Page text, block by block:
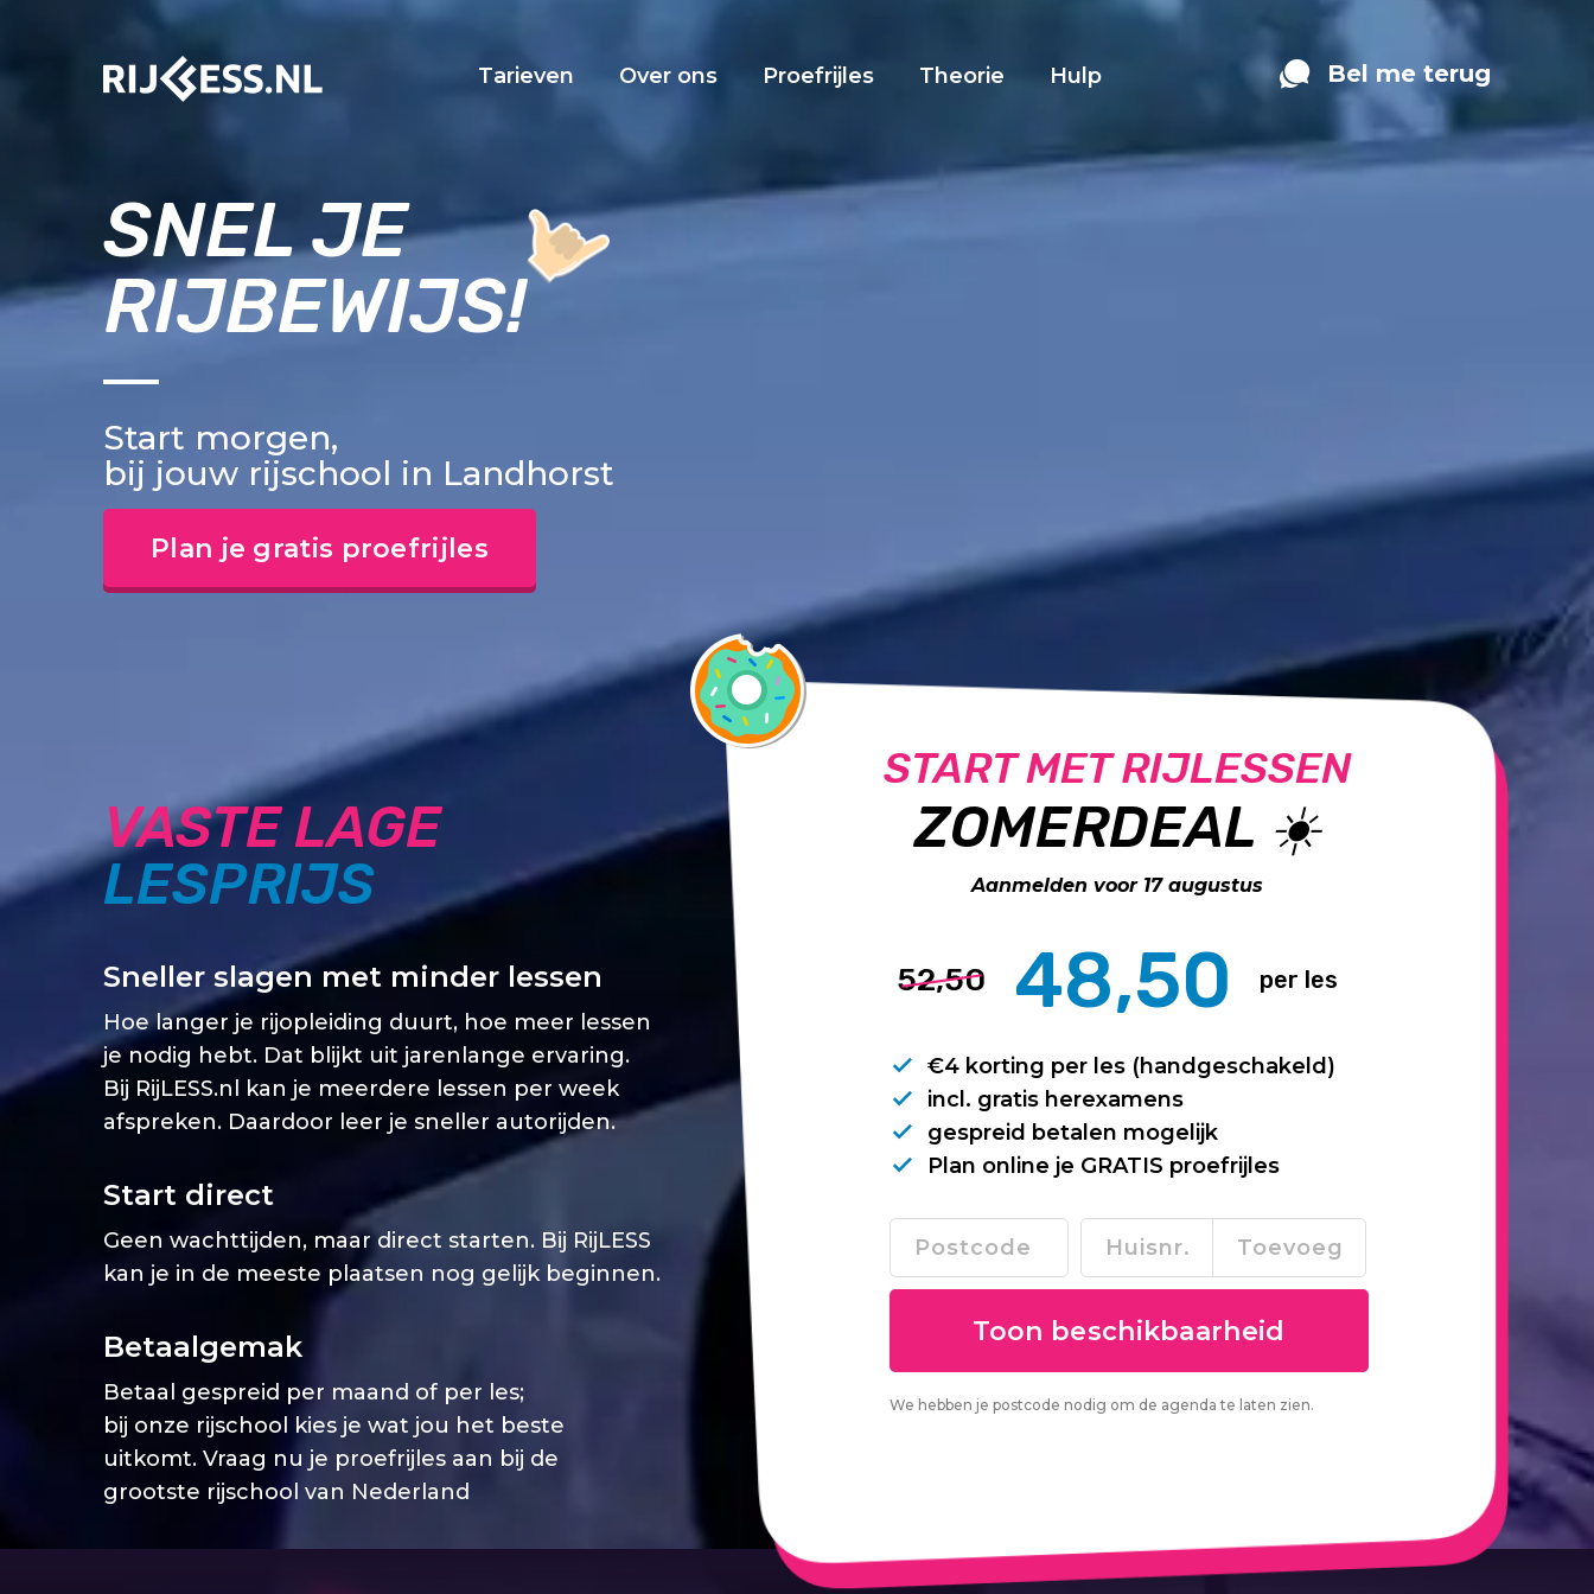
Tarieven Over ons Proefrijles Theorie Hulp Bel me terug
SNEL JE
RIJBEWIJS!
Start morgen,
bij jouw rijschool in Landhorst
Plan je gratis proefrijles
START MET RIJLESSEN
ZOMERDEAL ☀️
Aanmelden voor 17 augustus
52,50 48,50 per les
€4 korting per les (handgeschakeld)
incl. gratis herexamens
gespreid betalen mogelijk
Plan online je GRATIS proefrijles
We hebben je postcode nodig om de agenda te laten zien.
VASTE LAGE
LESPRIJS
Sneller slagen met minder lessen
Hoe langer je rijopleiding duurt, hoe meer lessen
je nodig hebt. Dat blijkt uit jarenlange ervaring.
Bij RijLESS.nl kan je meerdere lessen per week
afspreken. Daardoor leer je sneller autorijden.
Start direct
Geen wachttijden, maar direct starten. Bij RijLESS
kan je in de meeste plaatsen nog gelijk beginnen.
Betaalgemak
Betaal gespreid per maand of per les;
bij onze rijschool kies je wat jou het beste
uitkomt. Vraag nu je proefrijles aan bij de
grootste rijschool van Nederland